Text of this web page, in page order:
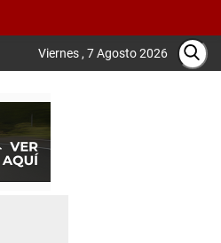
Viernes , 7 Agosto 2026